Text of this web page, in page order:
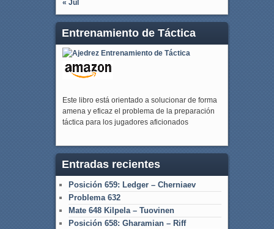
« Jul
Entrenamiento de Táctica
Este libro está orientado a solucionar de forma
amena y eficaz el problema de la preparación
táctica para los jugadores aficionados
Entradas recientes
Posición 659: Ledger – Cherniaev
Problema 632
Mate 648 Kilpela – Tuovinen
Posición 658: Gharamian – Riff